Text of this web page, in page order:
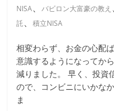
NISA、バビロン大富豪の教え
託、積立NISA
相変わらず、お金の心配
意識するようになってか
減りました。 早く、投資
ので、コンビニにいかな
ま